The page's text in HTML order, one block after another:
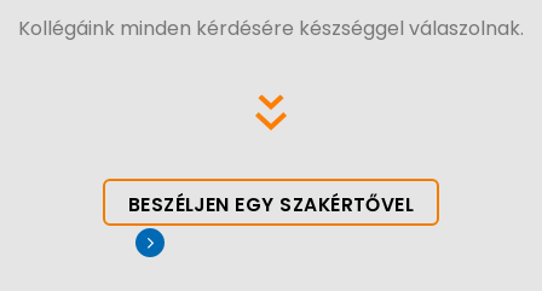
Kollégáink minden kérdésére készséggel válaszolnak.
BESZÉLJEN EGY SZAKÉRTŐVEL